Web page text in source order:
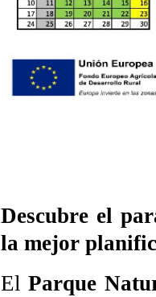
Descubre el
la mejor
ElParque